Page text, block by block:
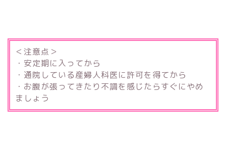
＜注意点＞
・安定期に入ってから
・通院している産婦人科医に許可を得てから
・お腹が張ってきたり不調を感じたらすぐにやめ
ましょう